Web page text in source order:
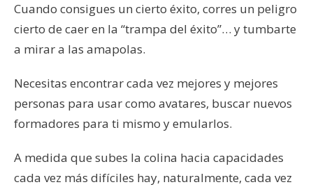
Cuando consigues un cierto éxito, corres un peligro
cierto de caer en la “trampa del éxito”… y tumbarte
a mirar a las amapolas.
Necesitas encontrar cada vez mejores y mejores
personas para usar como avatares, buscar nuevos
formadores para ti mismo y emularlos.
A medida que subes la colina hacia capacidades
cada vez más difíciles hay, naturalmente, cada vez